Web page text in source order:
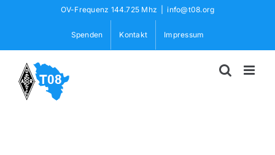
OV-Frequenz 144.725 Mhz info@t08.org
Spenden Kontakt Impressum